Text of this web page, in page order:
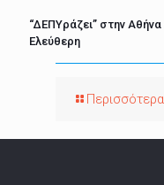
“ΔΕΠΥράζει” στην
Ελεύθερη
Περισσότερα